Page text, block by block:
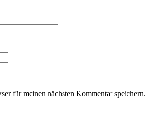
für meinen nächsten Kommentar speichern.